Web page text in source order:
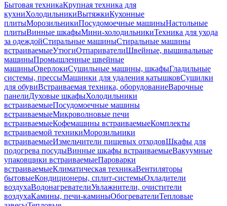
Бытовая техникаКрупная техника для
кухниХолодильникиВытяжкиКухонные
плитыМорозильникиПосудомоечные машиныНастольные
плитыВинные шкафыМини-холодильникиТехника для ухода
за одеждойСтиральные машиныСтиральные машины
встраиваемыеУтюгиОтпаривателиШвейные, вышивальные
машиныПромышленные швейные
машиныОверлокиСушильные машины, шкафыГладильные
системы, прессыМашинки для удаления катышковСушилки
для обувиВстраиваемая техника, оборудованиеВарочные
панелиДуховые шкафыХолодильники
встраиваемыеПосудомоечные машины
встраиваемыеМикроволновые печи
встраиваемыеКофемашины встраиваемыеКомплекты
встраиваемой техникиМорозильники
встраиваемыеИзмельчители пищевых отходовШкафы для
подогрева посудыВинные шкафы встраиваемыеВакуумные
упаковщики встраиваемыеПароварки
встраиваемыеКлиматическая техникаВентиляторы
бытовыеКондиционеры, сплит-системыОхладители
воздухаВодонагревателиУвлажнители, очистители
воздухаКамины, печи-каминыОбогревателиТепловые